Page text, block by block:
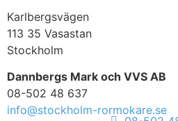
Karlbergsvägen
113 35 Vasastan
Stockholm
Dannbergs Mark och VVS AB
08-502 48 637
info@stockholm-rormokare.se